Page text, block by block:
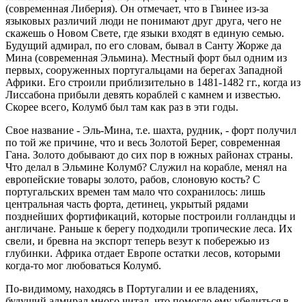
(современная Либерия). Он отмечает, что в Гвинее из-за
языковых различий люди не понимают друг друга, чего не
скажешь о Новом Свете, где языки входят в единую семью.
Будущий адмирал, по его словам, бывал в Санту Жорже да
Мина (современная Эльмина). Местный форт был одним из
первых, сооруженных португальцами на берегах Западной
Африки. Его строили приблизительно в 1481-1482 гг., когда из
Лиссабона прибыли девять кораблей с камнем и известью.
Скорее всего, Колумб был там как раз в эти годы.
Свое название - Эль-Мина, т.е. шахта, рудник, - форт получил
по той же причине, что и весь Золотой Берег, современная
Гана. Золото добывают до сих пор в южных районах страны.
Что делал в Эльмине Колумб? Служил на корабле, менял на
европейские товары золото, рабов, слоновую кость? С
португальских времен там мало что сохранилось: лишь
центральная часть форта, детинец, укрытый рядами
позднейших фортификаций, которые построили голландцы и
англичане. Раньше к берегу подходили тропические леса. Их
свели, и бревна на экспорт теперь везут к побережью из
глубинки. Африка отдает Европе остатки лесов, которыми
когда-то мог любоваться Колумб.
По-видимому, находясь в Португалии и ее владениях,